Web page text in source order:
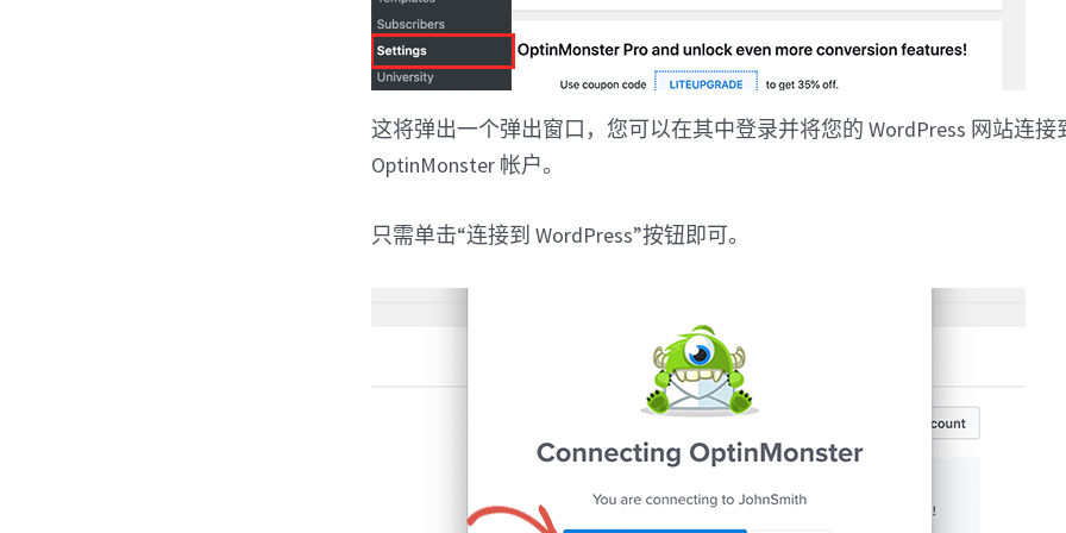
这将弹出一个弹出窗口，您可以在其中登录并将您的 WordPress 网站连接
OptinMonster 帐户。
只需单击“连接到 WordPress”按钮即可。